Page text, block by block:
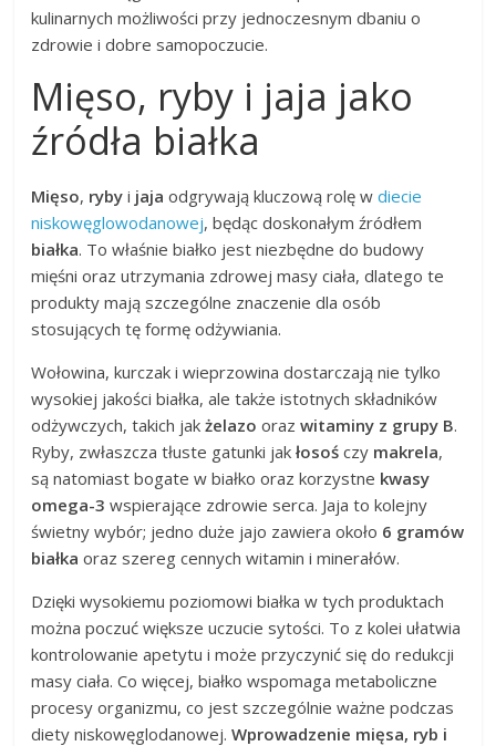
kulinarnych możliwości przy jednoczesnym dbaniu o
zdrowie i dobre samopoczucie.
Mięso, ryby i jaja jako
źródła białka
Mięso, ryby i jaja odgrywają kluczową rolę wdiecie
niskowęglowodanowej, będąc doskonałym źródłem
białka. To właśnie białko jest niezbędne do budowy
mięśni oraz utrzymania zdrowej masy ciała, dlatego te
produkty mają szczególne znaczenie dla osób
stosujących tę formę odżywiania.
Wołowina, kurczak i wieprzowina dostarczają nie tylko
wysokiej jakości białka, ale także istotnych składników
odżywczych, takich jakżelazo orazwitaminy z grupy B.
Ryby, zwłaszcza tłuste gatunki jakłosoś czy makrela,
są natomiast bogate w białko oraz korzystne kwasy
omega-3 wspierające zdrowie serca. Jaja to kolejny
świetny wybór; jedno duże jajo zawiera około 6 gramów
białka oraz szereg cennych witamin i minerałów.
Dzięki wysokiemu poziomowi białka w tych produktach
można poczuć większe uczucie sytości. To z kolei ułatwia
kontrolowanie apetytu i może przyczynić się do redukcji
masy ciała. Co więcej, białko wspomaga metaboliczne
procesy organizmu, co jest szczególnie ważne podczas
diety niskowęglodanowej.Wprowadzenie mięsa, ryb i